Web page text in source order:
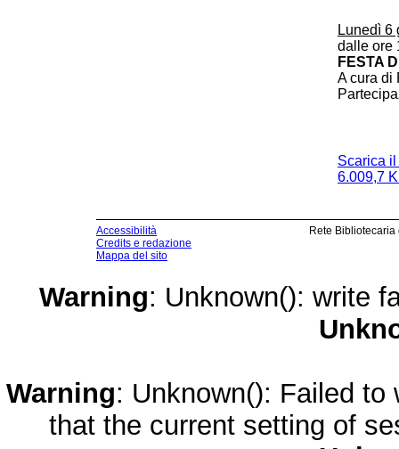
Lunedì 6
dalle ore
FESTA
A cura di
Scarica
6.009,7
Accessibilità
Credits e redazione
Mappa del sito
Rete
Warning: Unknown(): write
Warning: Unknown(): Failed
that the current setting of